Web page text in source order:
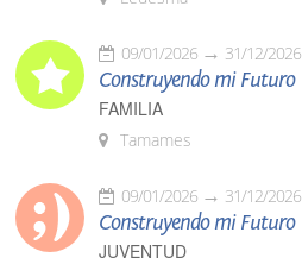
09/01/2026 31/12/2026
Construyendo mi Futuro
FAMILIA
Tamames
09/01/2026 31/12/2026
Construyendo mi Futuro
JUVENTUD